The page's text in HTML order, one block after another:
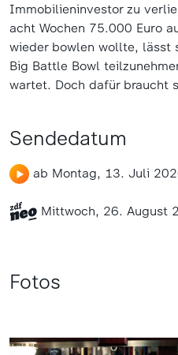
Immobilieninvestor zu
acht Wochen 75.000 Euro
wieder bowlen wollte, lässt
Big Battle Bowl
wartet. Doch dafür braucht
Sendedatum
ab Montag, 13. Juli
Mittwoch, 26. August
Fotos